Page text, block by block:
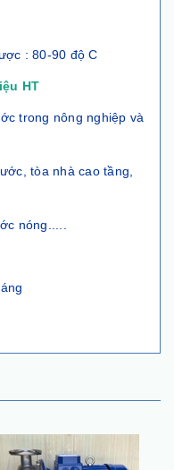
: 80-90 độ C
HT
trong nông nghiệp và
tòa nhà cao tầng,
nóng.....